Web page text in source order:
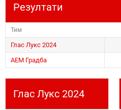
Резултати
Тим
Глас Лукс 2024
АЕМ Градба
Глас Лукс 2024